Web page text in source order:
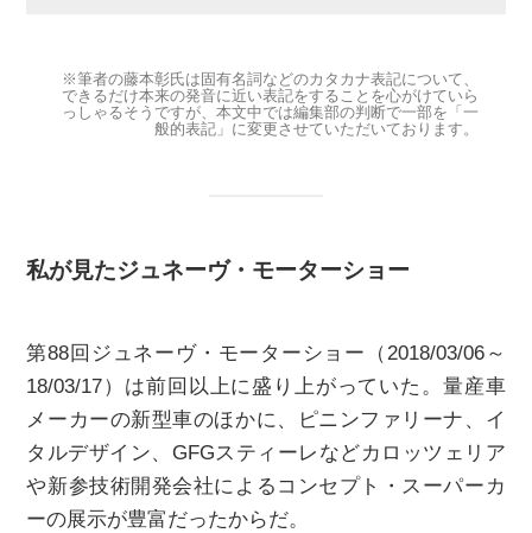
※筆者の藤本彰氏は固有名詞などのカタカナ表記について、
できるだけ本来の発音に近い表記をすることを心がけていら
っしゃるそうですが、本文中では編集部の判断で一部を「一
般的表記」に変更させていただいております。
私が見たジュネーヴ・モーターショー
第88回ジュネーヴ・モーターショー（2018/03/06～
18/03/17）は前回以上に盛り上がっていた。量産車
メーカーの新型車のほかに、ピニンファリーナ、イ
タルデザイン、GFGスティーレなどカロッツェリア
や新参技術開発会社によるコンセプト・スーパーカ
ーの展示が豊富だったからだ。